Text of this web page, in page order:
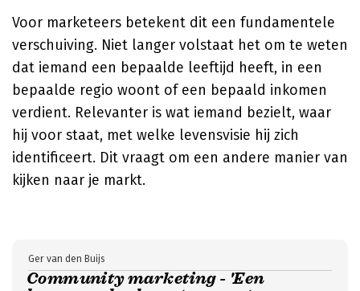
Voor marketeers betekent dit een fundamentele
verschuiving. Niet langer volstaat het om te weten
dat iemand een bepaalde leeftijd heeft, in een
bepaalde regio woont of een bepaald inkomen
verdient. Relevanter is wat iemand bezielt, waar
hij voor staat, met welke levensvisie hij zich
identificeert. Dit vraagt om een andere manier van
kijken naar je markt.
Community marketing - 'Een
Ger van den Buijs